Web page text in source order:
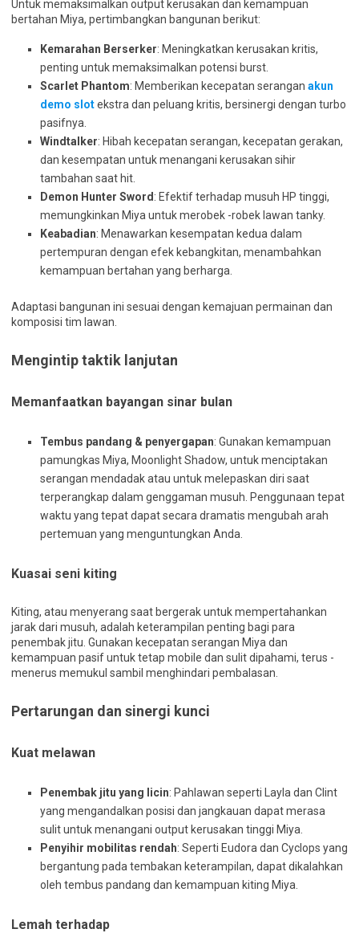
Untuk memaksimalkan output kerusakan dan kemampuan
bertahan Miya, pertimbangkan bangunan berikut:
Kemarahan Berserker: Meningkatkan kerusakan kritis,
penting untuk memaksimalkan potensi burst.
Scarlet Phantom: Memberikan kecepatan serangan akun
demo slotekstra dan peluang kritis, bersinergi dengan turbo
pasifnya.
Windtalker: Hibah kecepatan serangan, kecepatan gerakan,
dan kesempatan untuk menangani kerusakan sihir
tambahan saat hit.
Demon Hunter Sword : Efektif terhadap musuh HP tinggi,
memungkinkan Miya untuk merobek -robek lawan tanky.
Keabadian: Menawarkan kesempatan kedua dalam
pertempuran dengan efek kebangkitan, menambahkan
kemampuan bertahan yang berharga.
Adaptasi bangunan ini sesuai dengan kemajuan permainan dan
komposisi tim lawan.
Mengintip taktik lanjutan
Memanfaatkan bayangan sinar bulan
Tembus pandang & penyergapan: Gunakan kemampuan
pamungkas Miya, Moonlight Shadow, untuk menciptakan
serangan mendadak atau untuk melepaskan diri saat
terperangkap dalam genggaman musuh. Penggunaan tepat
waktu yang tepat dapat secara dramatis mengubah arah
pertemuan yang menguntungkan Anda.
Kuasai seni kiting
Kiting, atau menyerang saat bergerak untuk mempertahankan
jarak dari musuh, adalah keterampilan penting bagi para
penembak jitu. Gunakan kecepatan serangan Miya dan
kemampuan pasif untuk tetap mobile dan sulit dipahami, terus -
menerus memukul sambil menghindari pembalasan.
Pertarungan dan sinergi kunci
Kuat melawan
Penembak jitu yang licin: Pahlawan seperti Layla dan Clint
yang mengandalkan posisi dan jangkauan dapat merasa
sulit untuk menangani output kerusakan tinggi Miya.
Penyihir mobilitas rendah: Seperti Eudora dan Cyclops yang
bergantung pada tembakan keterampilan, dapat dikalahkan
oleh tembus pandang dan kemampuan kiting Miya.
Lemah terhadap